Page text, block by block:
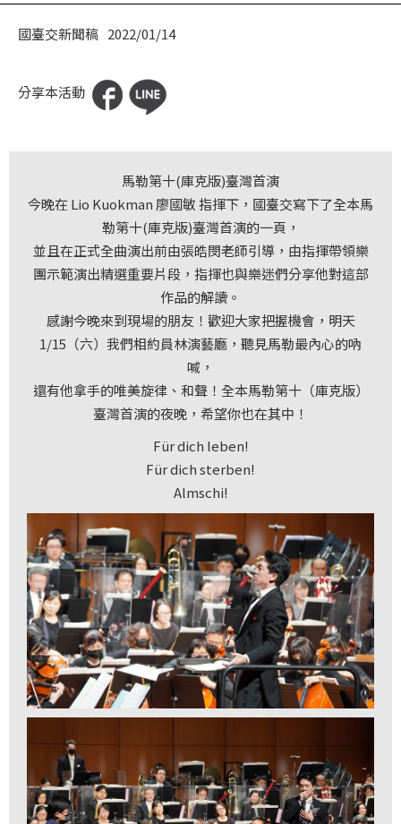
圖
書
術
家
夜
科
夜
最
新
消
息
關
於
夜
鶯
基
金
會
國臺交新聞稿 2022/01/14
分享本活動
馬勒第十(庫克版)臺灣首演
今晚在 Lio Kuokman 廖國敏 指揮下，國臺交寫下了全本馬
勒第十(庫克版)臺灣首演的一頁，
並且在正式全曲演出前由張皓閔老師引導，由指揮帶領樂
團示範演出精選重要片段，指揮也與樂迷們分享他對這部
作品的解讀。
感謝今晚來到現場的朋友！歡迎大家把握機會，明天
1/15（六）我們相約員林演藝廳，聽見馬勒最內心的吶
喊，
還有他拿手的唯美旋律、和聲！全本馬勒第十（庫克版）
臺灣首演的夜晚，希望你也在其中！
Für dich leben!
Für dich sterben!
Almschi!